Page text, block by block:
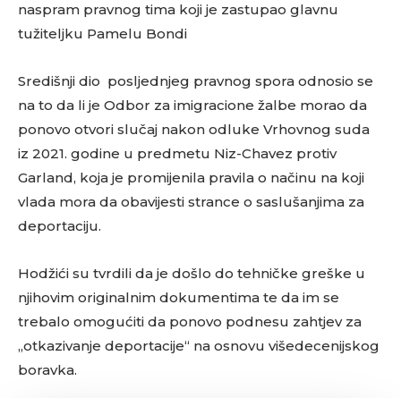
naspram pravnog tima koji je zastupao glavnu
tužiteljku Pamelu Bondi
Središnji dio posljednjeg pravnog spora odnosio se
na to da li je Odbor za imigracione žalbe morao da
ponovo otvori slučaj nakon odluke Vrhovnog suda
iz 2021. godine u predmetu Niz-Chavez protiv
Garland, koja je promijenila pravila o načinu na koji
vlada mora da obavijesti strance o saslušanjima za
deportaciju.
Hodžići su tvrdili da je došlo do tehničke greške u
njihovim originalnim dokumentima te da im se
trebalo omogućiti da ponovo podnesu zahtjev za
„otkazivanje deportacije“ na osnovu višedecenijskog
boravka.